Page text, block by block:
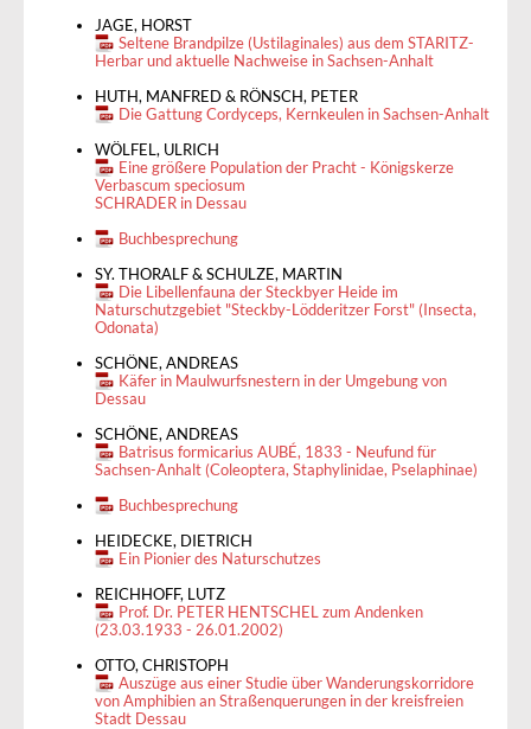
JAGE, HORST
Seltene Brandpilze (Ustilaginales) aus dem STARITZ-
Herbar und aktuelle Nachweise in Sachsen-Anhalt
HUTH, MANFRED & RÖNSCH, PETER
Die Gattung Cordyceps, Kernkeulen in Sachsen-Anhalt
WÖLFEL, ULRICH
Eine größere Population der Pracht - Königskerze
Verbascum speciosum
SCHRADER in Dessau
Buchbesprechung
SY. THORALF & SCHULZE, MARTIN
Die Libellenfauna der Steckbyer Heide im
Naturschutzgebiet "Steckby-Lödderitzer Forst" (Insecta,
Odonata)
SCHÖNE, ANDREAS
Käfer in Maulwurfsnestern in der Umgebung von
Dessau
SCHÖNE, ANDREAS
Batrisus formicarius AUBÉ, 1833 - Neufund für
Sachsen-Anhalt (Coleoptera, Staphylinidae, Pselaphinae)
Buchbesprechung
HEIDECKE, DIETRICH
Ein Pionier des Naturschutzes
REICHHOFF, LUTZ
Prof. Dr. PETER HENTSCHEL zum Andenken
(23.03.1933 - 26.01.2002)
OTTO, CHRISTOPH
Auszüge aus einer Studie über Wanderungskorridore
von Amphibien an Straßenquerungen in der kreisfreien
Stadt Dessau